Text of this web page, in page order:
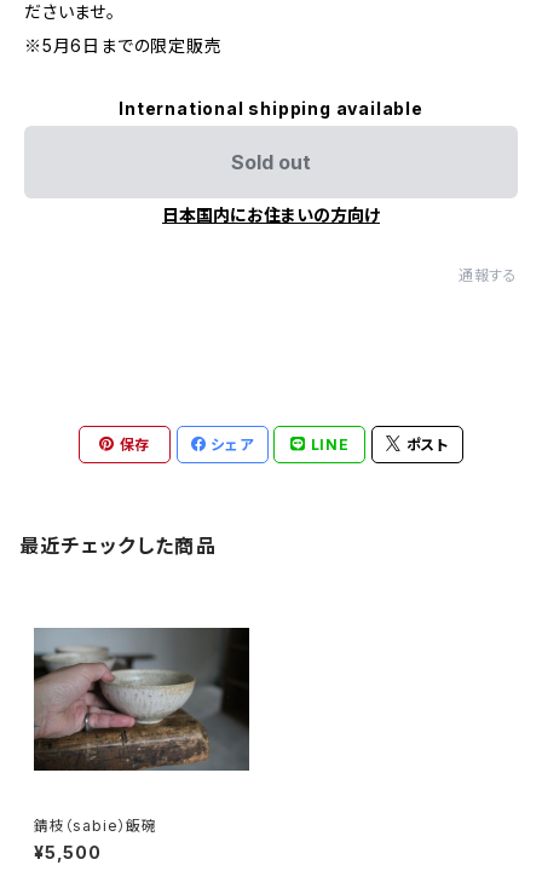
ださいませ。
※5月6日までの限定販売
International shipping available
Sold out
日本国内にお住まいの方向け
通報する
保存 シェア LINE ポスト
最近チェックした商品
錆枝（sabie）飯碗
¥5,500